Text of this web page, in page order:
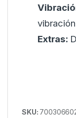
vibración
Extras:
SKU: